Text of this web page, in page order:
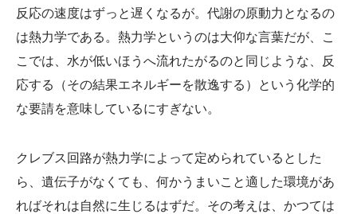
反応の速度はずっと遅くなるが。代謝の原動力となるの
は熱力学である。熱力学というのは大仰な言葉だが、こ
こでは、水が低いほうへ流れたがるのと同じような、反
応する（その結果エネルギーを散逸する）という化学的
な要請を意味しているにすぎない。
クレブス回路が熱力学によって定められているとした
ら、遺伝子がなくても、何かうまいこと適した環境があ
ればそれは自然に生じるはずだ。その考えは、かつては